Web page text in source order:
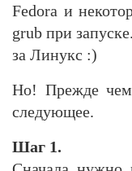
Fedora и
grub при
за Линукс :)
Но! Прежде чем
следующее.
Шаг 1.